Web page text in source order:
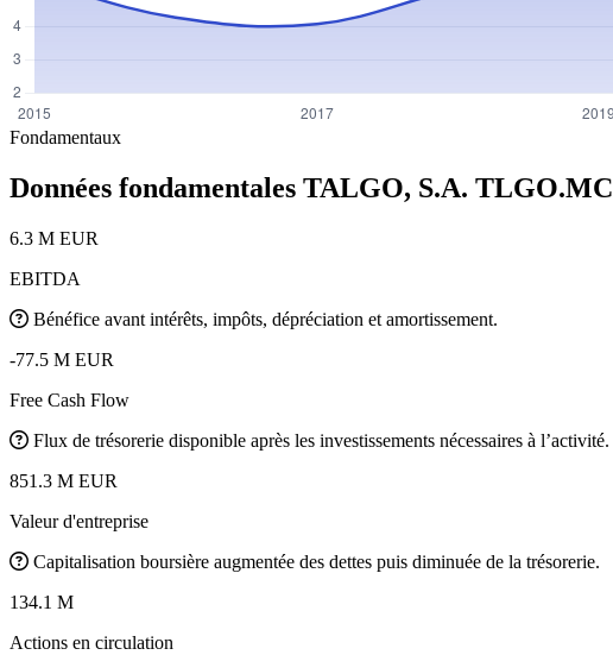
Fondamentaux
Données fondamentales TALGO, S.A. TLGO.MC
6.3 M EUR
EBITDA
Bénéfice avant intérêts, impôts, dépréciation et amortissement.
-77.5 M EUR
Free Cash Flow
Flux de trésorerie disponible après les investissements nécessaires à l’activité.
851.3 M EUR
Valeur d'entreprise
Capitalisation boursière augmentée des dettes puis diminuée de la trésorerie.
134.1 M
Actions en circulation